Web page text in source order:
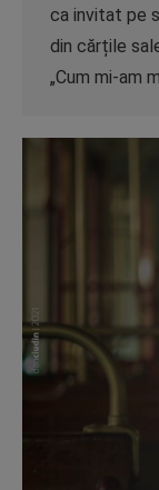
ca invitat pe
din cărțile
„Cum mi-am